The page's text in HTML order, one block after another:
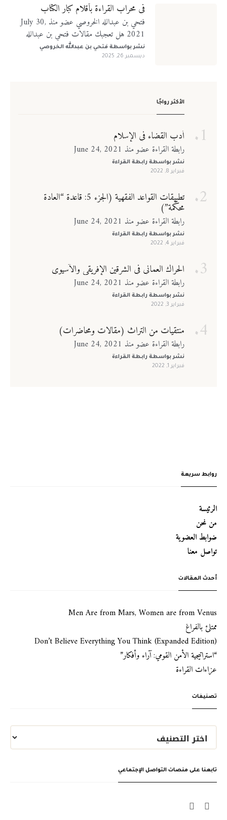
في محراب القراءة بأقلام كبار الكتّاب
فتحي بن عبدالله الخروصي عضو منذ July 30,
2021 هل تعجبك مقالات فتحي بن عبدالله
الخروصي؟ تابعني على منصات التواصل الإجتماعي
نشر بواسطةفتحي بن عبدالله الخروصي
ديسمبر 26, 2025
الأكثر رواجًا
أدب القضاء في الإسلام
رابطة القراءة عضو منذ June 24, 2021
نشر بواسطة رابطة القراءة
فبراير 8, 2022
تطبيقات القواعد الفقهية (الجزء 5: قاعدة “العادة
محكّمة”)
رابطة القراءة عضو منذ June 24, 2021
نشر بواسطة رابطة القراءة
فبراير 4, 2022
الحراك العماني في الشرقين الإفريقي والآسيوي
رابطة القراءة عضو منذ June 24, 2021
نشر بواسطة رابطة القراءة
فبراير 3, 2022
منتقيات من التراث (مقالات ومحاضرات)
رابطة القراءة عضو منذ June 24, 2021
نشر بواسطة رابطة القراءة
فبراير 1, 2022
روابط سريعة
الرئيسة
من نحن
ضوابط العضوية
تواصل معنا
أحدث المقالات
Men Are from Mars, Women are from Venus
ممتلئ بالفراغ
Don’t Believe Everything You Think (Expanded Edition)
“استراتيجية الأمن القومي: آراء وأفكار”
عزاءات القراءة
تصنيفات
تابعنا على منصات التواصل الإجتماعي